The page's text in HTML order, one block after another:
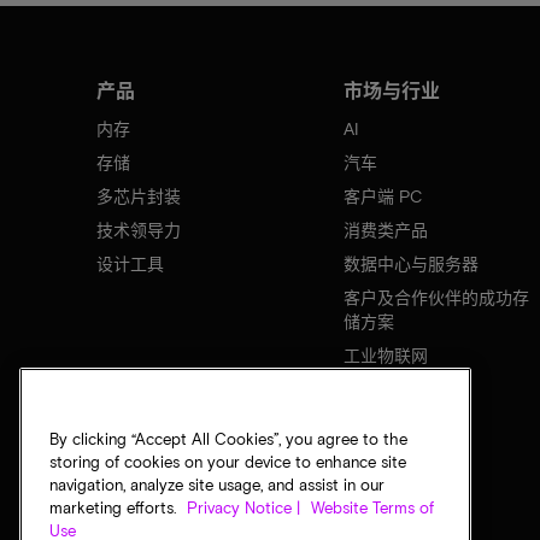
产品
内存
存储
多芯片封装
技术领导力
设计工具
市场与行业
AI
汽车
客户端 PC
消费类产品
数据中心与服务器
客户及合作伙伴的成功存
储方案
工业物联网
By clicking “Accept All Cookies”, you agree to the
storing of cookies on your device to enhance site
navigation, analyze site usage, and assist in our
marketing efforts.
Privacy Notice |
Website Terms of
Use